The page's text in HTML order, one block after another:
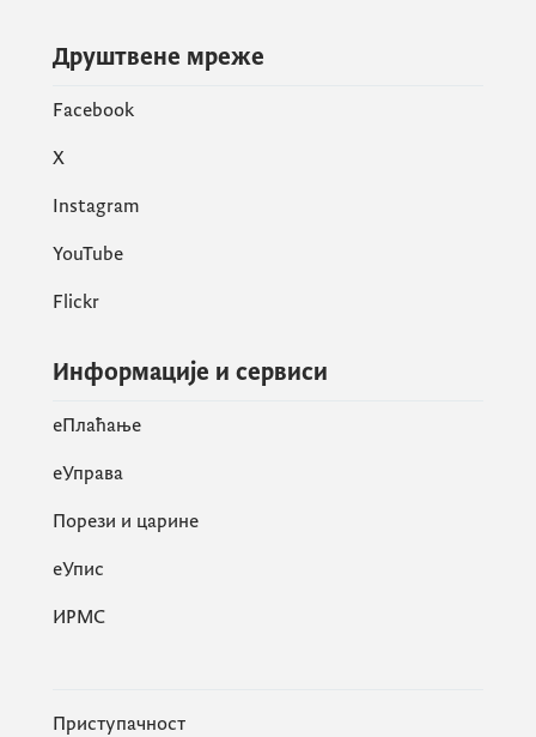
Друштвене мреже
Facebook
X
Instagram
YouTube
Flickr
Информације и сервиси
eПлаћање
еУправа
Порези и царине
eУпис
ИРМС
Приступачност